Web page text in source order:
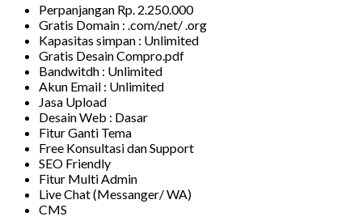
Perpanjangan Rp. 2.250.000
Gratis Domain : .com/.net/ .org
Kapasitas simpan : Unlimited
Gratis Desain Compro.pdf
Bandwitdh : Unlimited
Akun Email : Unlimited
Jasa Upload
Desain Web : Dasar
Fitur Ganti Tema
Free Konsultasi dan Support
SEO Friendly
Fitur Multi Admin
Live Chat (Messanger/ WA)
CMS